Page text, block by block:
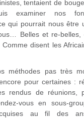
tentaient de
examiner nos
qui pourrait nous être
Belles et re-belles,
Comme disent les
méthodes pas très
pour certaines :
rendus de réunions,
vous en sous-
au fil des